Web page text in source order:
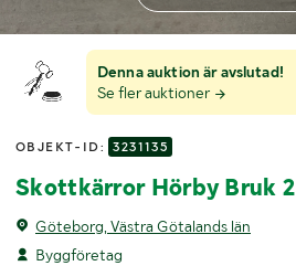
Denna auktion är avslutad!
Se fler auktioner
OBJEKT-ID: 3231135
Skottkärror Hörby Bruk
Göteborg, Västra Götalands län
Byggföretag